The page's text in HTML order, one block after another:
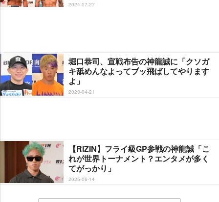
2024-07-27
堀口恭司、宣戦布告の神龍誠に「クソガ
キ舐めんなよってブッ飛ばしてやります
よ」
2023-04-21
【RIZIN】フライ級GP参戦の神龍誠「こ
れが世界トーナメント？エンタメが多く
てがっかり」
2025-06-14